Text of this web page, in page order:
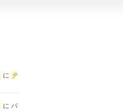
に テ
に パ